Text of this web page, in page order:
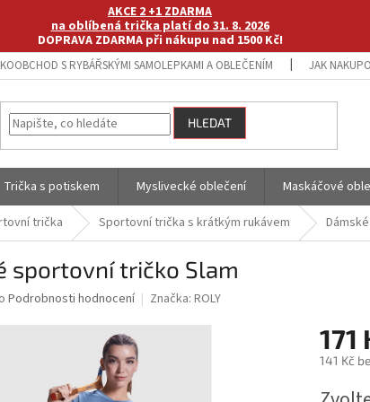
AKCE 2 +1 ZDARMA
na oblíbená trička platí do 31. 8. 2026
DOPRAVA ZDARMA při nákupu nad 1500 Kč!
S RYBÁŘSKÝMI SAMOLEPKAMI A OBLEČENÍM JAK
HLEDAT
Trička s potiskem Myslivecké oblečení Maskáčové
trička Sportovní trička s krátkým rukávem
sportovní tričko Slam
Podrobnosti hodnocení Značka: ROLY
171
141 Kč